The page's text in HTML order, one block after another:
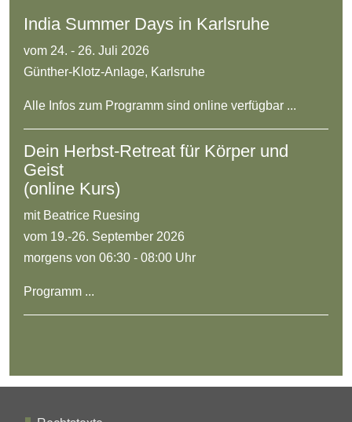
India Summer Days in Karlsruhe
vom 24. - 26. Juli 2026
Günther-Klotz-Anlage, Karlsruhe
Alle Infos zum Programm sind online verfügbar ...
Dein Herbst-Retreat für Körper und
Geist
(online Kurs)
mit Beatrice Ruesing
vom 19.-26. September 2026
morgens von 06:30 - 08:00 Uhr
Programm ...